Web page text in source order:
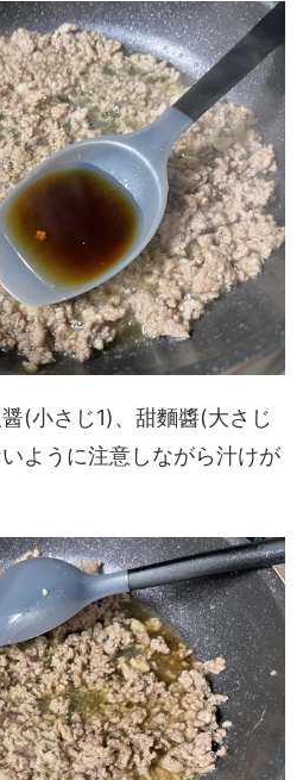
(小さじ1)、甜麵醬(大さじ
ように注意しながら汁けが